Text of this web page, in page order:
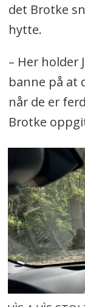
det Brotke
hytte.
– Her holder
banne på at
når de er
Brotke